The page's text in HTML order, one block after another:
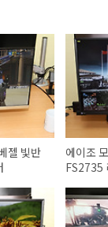
젤 빛반
에이조
FS2735